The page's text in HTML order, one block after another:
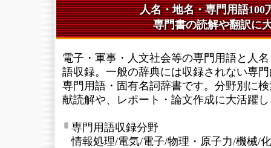
人名・地名・専門用語100
専門書の読解や翻訳に
電子・軍事・人文社会等の専門用語と人
語収録。一般の辞典には収録されない専
専門用語・固有名詞辞書です。分野別に
献読解や、レポート・論文作成に大活躍
専門用語収録分野
情報処理/電気/電子/物理・原子力/機械/